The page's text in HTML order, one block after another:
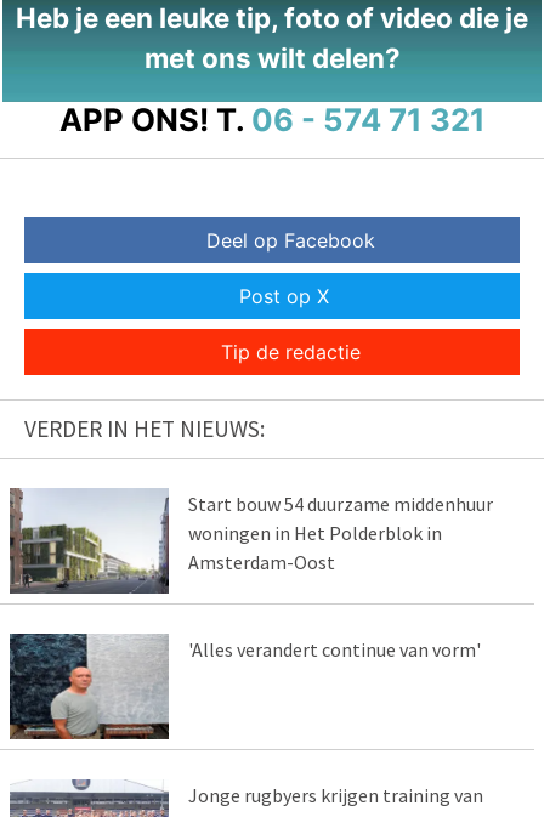
Heb je een leuke tip, foto of video die je
met ons wilt delen?
APP ONS! T. 06 - 574 71 321
Deel op Facebook
Post op X
Tip de redactie
VERDER IN HET NIEUWS:
Start bouw 54 duurzame middenhuur
woningen in Het Polderblok in
Amsterdam-Oost
'Alles verandert continue van vorm'
Jonge rugbyers krijgen training van